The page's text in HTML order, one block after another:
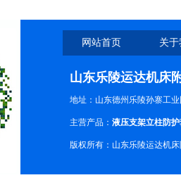
网站首页 关
山东乐陵运达机床
地址：山东德州乐陵孙寨工
主营产品： 液压支架立柱防
版权所有：山东乐陵运达机